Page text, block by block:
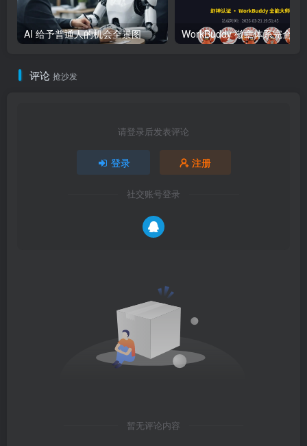
AI 给予普通人的机会全景图
评论 抢沙发
请登录后发表评论
登录 注册
社交账号登录
暂无评论内容